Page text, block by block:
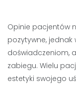
Opinie pacjentów
pozytywne,
doświadczeniom,
zabiegu. Wielu
estetyki swojego